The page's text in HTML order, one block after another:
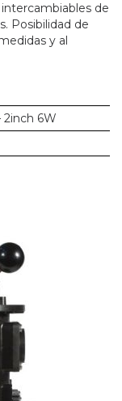
de
Posibilidad de
y al
2inch 6W